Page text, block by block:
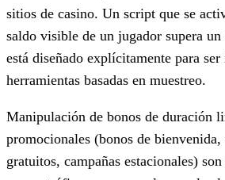
sitios de casino. Un script que se
saldo visible de un jugador supera
está diseñado explícitamente para
herramientas basadas en muestreo.
Manipulación de bonos de duración
promocionales (bonos de bienvenida,
gratuitos, campañas estacionales)